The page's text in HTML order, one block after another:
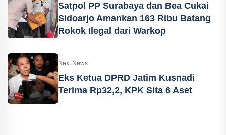
Satpol PP Surabaya dan Bea Cukai
Sidoarjo Amankan 163 Ribu Batang
Rokok Ilegal dari Warkop
Next News
Eks Ketua DPRD Jatim Kusnadi
Terima Rp32,2, KPK Sita 6 Aset